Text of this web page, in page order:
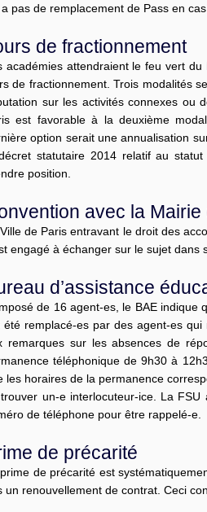
a pas de remplacement de Pass en
de fractionnement
académies attendraient le feu vert
de fractionnement. Trois modalités
sur les activités connexes ou
est favorable à la deuxième
option serait une annualisation
statutaire 2014 relatif au
position.
avec la Mairie
Ville de Paris entravant le droit des
engagé à échanger sur le sujet dans
d’assistance
de 16 agent-es, le BAE indique
été remplacé-es par des agent-es
remarques sur les absences de
téléphonique de 9h30 à
les horaires de la permanence
un-e interlocuteur-ice. La
de téléphone pour être rappelé-e.
de précarité
prime de précarité est
un renouvellement de contrat. Ceci